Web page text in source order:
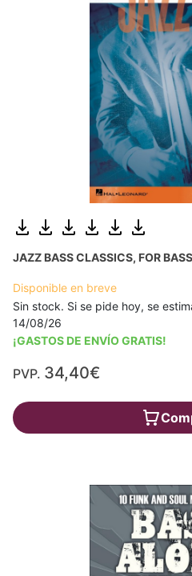
JAZZ BASS CLASSICS, FOR
Disponible en breve
Sin stock. Si se pide hoy, se
14/08/26
¡GASTOS DE ENVÍO GRATIS!
PVP. 34,40€